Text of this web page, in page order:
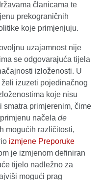
članicama te
prekograničnih
koje primjenjuju.
uzajamnost nije
se odgovarajuća tijela
izloženosti. U
izuzeti pojedinačnog
koje nisu
smatra primjerenim, čime
načela de
mogućih različitosti,
izmjene Preporuke
je izmjenom definiran
tijelo nadležno za
mogući prag